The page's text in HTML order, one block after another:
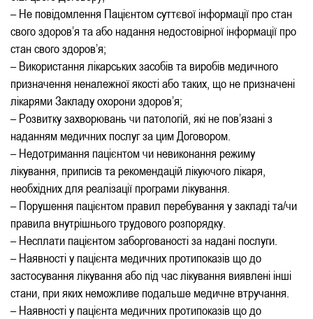
– Не повідомлення Пацієнтом суттєвої інформації про стан
свого здоров’я та або надання недостовірної інформації про
стан свого здоров’я;
– Використання лікарських засобів та виробів медичного
призначення неналежної якості або таких, що не призначені
лікарями Закладу охорони здоров’я;
– Розвитку захворювань чи патологій, які не пов’язані з
наданням медичних послуг за цим Договором.
– Недотримання пацієнтом чи невиконання режиму
лікування, приписів та рекомендацій лікуючого лікаря,
необхідних для реалізації програми лікування.
– Порушення пацієнтом правил перебування у закладі та/чи
правила внутрішнього трудового розпорядку.
– Несплати пацієнтом заборгованості за надані послуги.
– Наявності у пацієнта медичних протипоказів що до
застосування лікування або під час лікування виявлені інші
стани, при яких неможливе подальше медичне втручання.
– Наявності у пацієнта медичних протипоказів що до